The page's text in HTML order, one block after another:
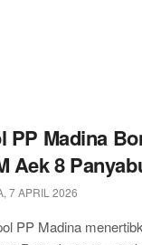
PP Madina
Aek 8
7 APRIL 2026
PP Madina